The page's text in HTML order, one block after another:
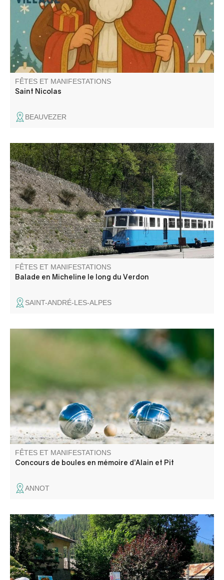
FÊTES ET MANIFESTATIONS
Saint Nicolas
BEAUVEZER
A bord de d'un autorail de 1936, revivez l'ambiance des
"Michelines" ! A votre arrivée à Thorame, les associations
locales vous proposent de visiter la chapelle ND de la
Fleur et assister, l'après midi, à une démonstration de
distillation de lavande.
FÊTES ET MANIFESTATIONS
Balade en Micheline le long du Verdon
SAINT-ANDRÉ-LES-ALPES
Concours de boules en triplette 500€ + les mises en
FÊTES ET MANIFESTATIONS
Concours de boules en mémoire d’Alain et Pit
ANNOT
Venez admirer les créations des artistes de l’association
ACA (art et créations artistiques du Haut Verdon) :
peintures et dessins aquarelles, huiles, pastels.